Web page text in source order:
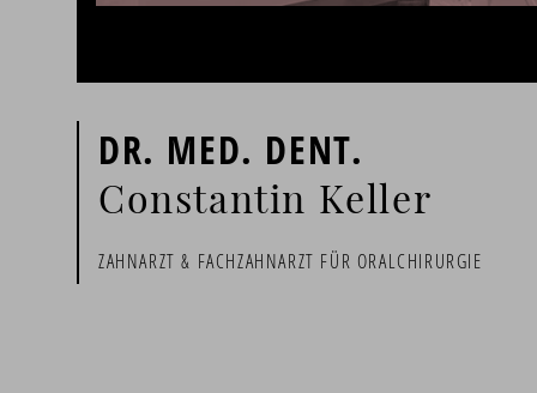
DR. MED. DENT.
Constantin Keller
ZAHNARZT & FACHZAHNARZT FÜR ORALCHIRURGIE